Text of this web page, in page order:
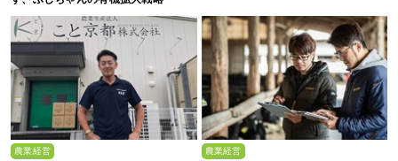
農業経営 農業経営